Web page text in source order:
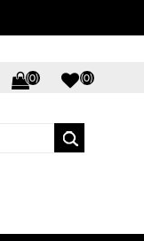
(0) (0)